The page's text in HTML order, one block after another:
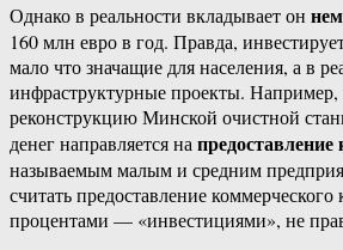
Однако в реальности вкладывает он
160 млн евро в год. Правда,
мало что значащие для населения, а в
инфраструктурные проекты.
реконструкцию Минской очистной
денег направляется напредоставление
называемым малым и средним
считать предоставление
процентами — «инвестициями», не